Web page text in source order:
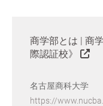
商学部とは | 商
際認証校》
名古屋商科大学
https://